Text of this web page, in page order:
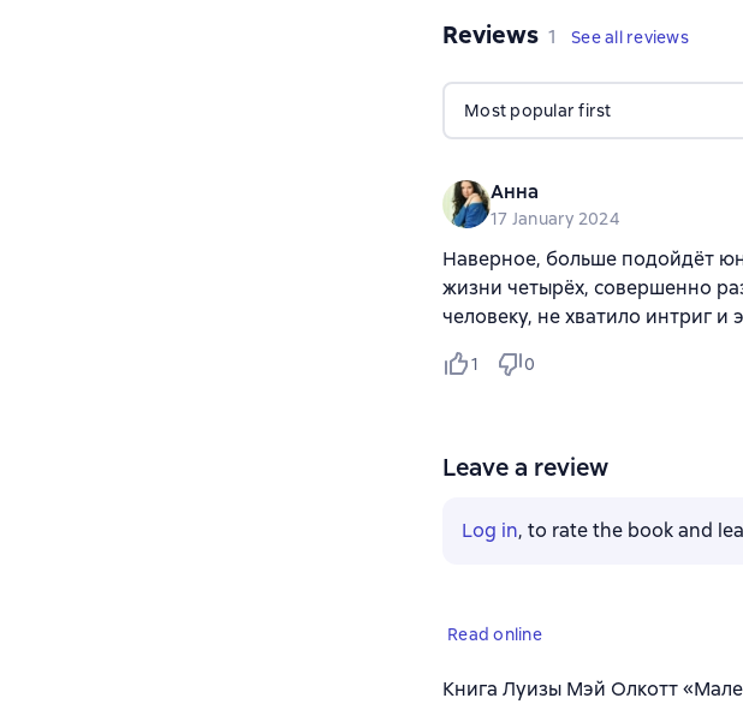
Reviews 1 review
1 See all reviews
Most popular first
Анна
17 January 2024
Наверное, больше подойдёт
жизни четырёх, совершенно
человеку, не хватило интриг и
1 0
Leave a review
Log in, to rate the book and
Read online
Книга Луизы Мэй Олкотт